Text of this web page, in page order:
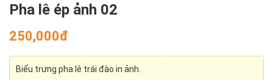
Pha lê ép ảnh 02
250,000đ
Biểu trưng pha lê trái đào in ảnh.